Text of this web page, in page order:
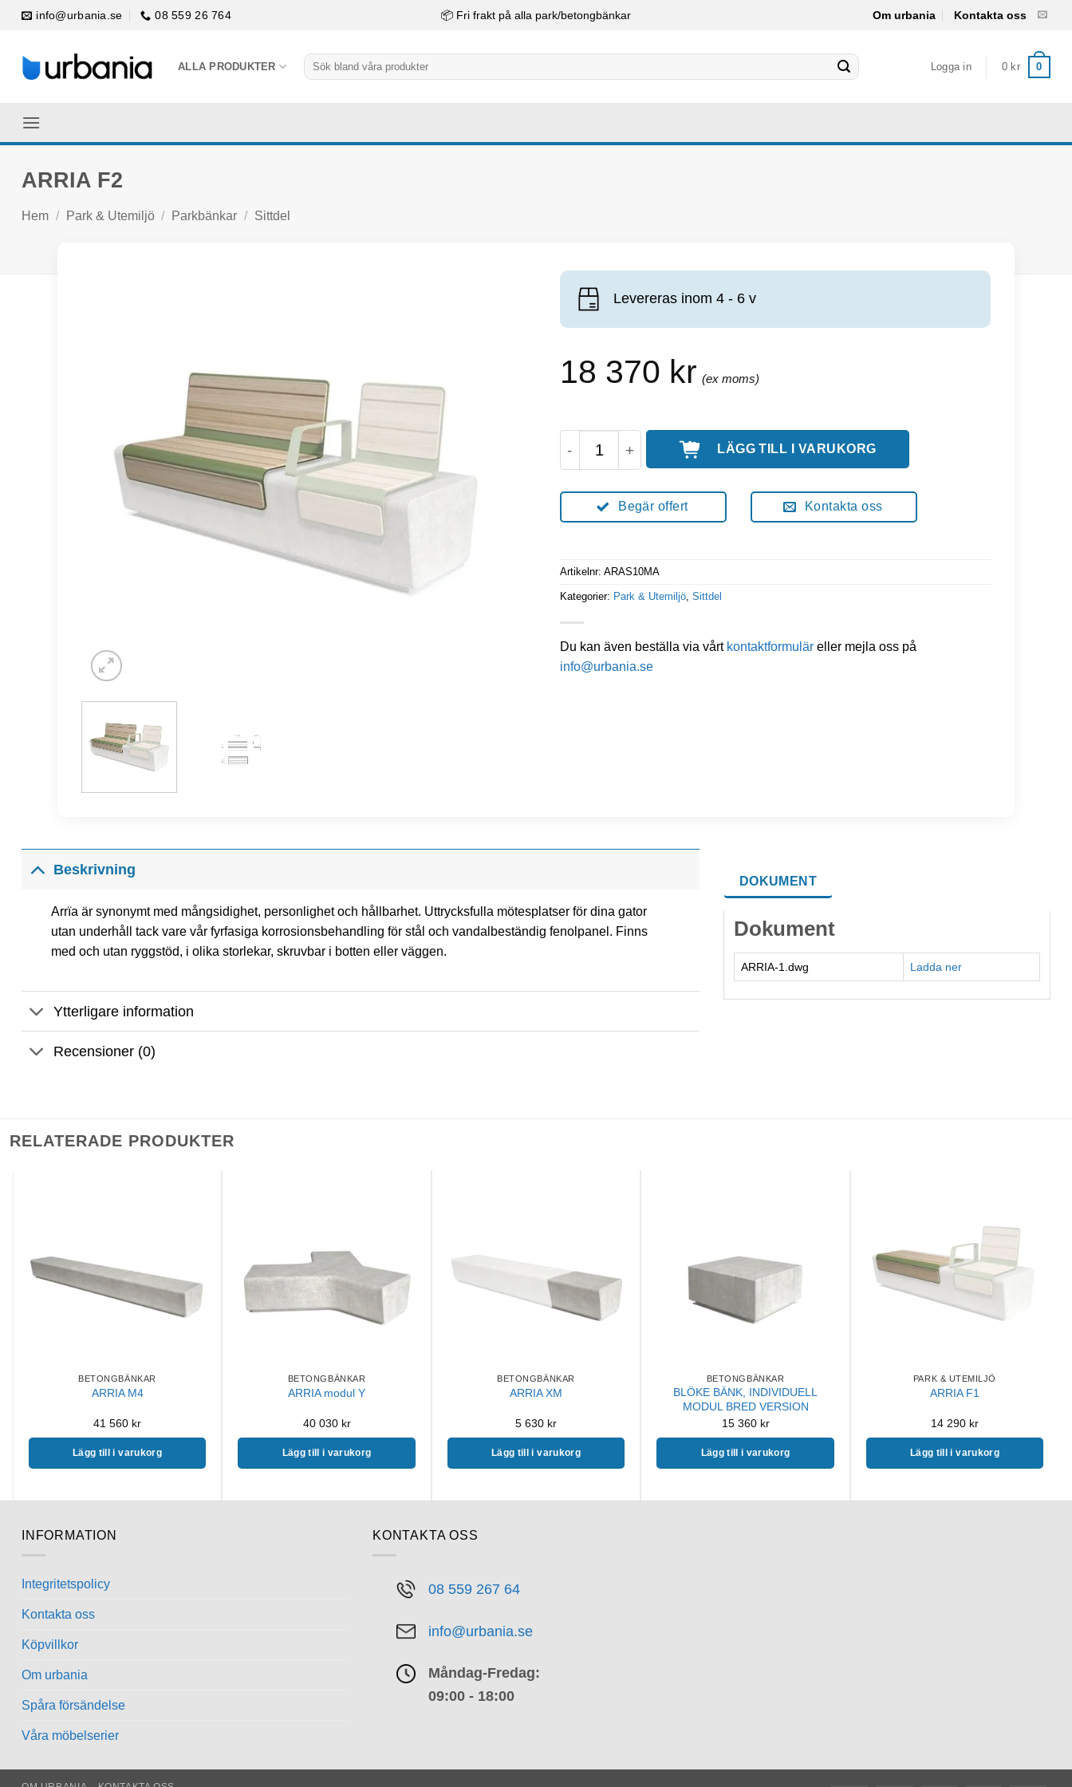
Skip
info@urbania.se 08 559 26 764 📦 Fri frakt på alla park/betongbänkar Om urbania Kontakta oss
ALLA PRODUKTER
Sök
efter:
Logga in 0 kr 0
ARRIA F2
Hem / Park & Utemiljö / Parkbänkar / Sittdel
Levereras inom 4 - 6 v
18 370 kr
ARRIA F2 mängd
LÄGG TILL I VARUKORG
Begär offert Kontakta oss
Artikelnr: ARAS10MA
Kategorier: Park & Utemiljö Sittdel
Du kan även beställa via vårt kontaktformulär eller mejla oss på
info@urbania.se
Beskrivning
Arrïa är synonymt med mångsidighet, personlighet och hållbarhet. Uttrycksfulla mötesplatser för dina gator
utan underhåll tack vare vår fyrfasiga korrosionsbehandling för stål och vandalbeständig fenolpanel. Finns
med och utan ryggstöd, i olika storlekar, skruvbar i botten eller väggen.
Ytterligare information
Recensioner (0)
DOKUMENT
Dokument
ARRIA-1.dwg Ladda ner
RELATERADE PRODUKTER
BETONGBÄNKAR
ARRIA M4
41 560 kr
Lägg till i varukorg
BETONGBÄNKAR
ARRIA modul Y
40 030 kr
Lägg till i varukorg
BETONGBÄNKAR
ARRIA XM
5 630 kr
Lägg till i varukorg
BETONGBÄNKAR
BLÖKE BÄNK, INDIVIDUELL
MODUL BRED VERSION
15 360 kr
Lägg till i varukorg
PARK & UTEMILJÖ
ARRIA F1
14 290 kr
Lägg till i varukorg
INFORMATION
Integritetspolicy
Kontakta oss
Köpvillkor
Om urbania
Spåra försändelse
Våra möbelserier
KONTAKTA OSS
08 559 267 64
info@urbania.se
Måndag-Fredag:
09:00 - 18:00